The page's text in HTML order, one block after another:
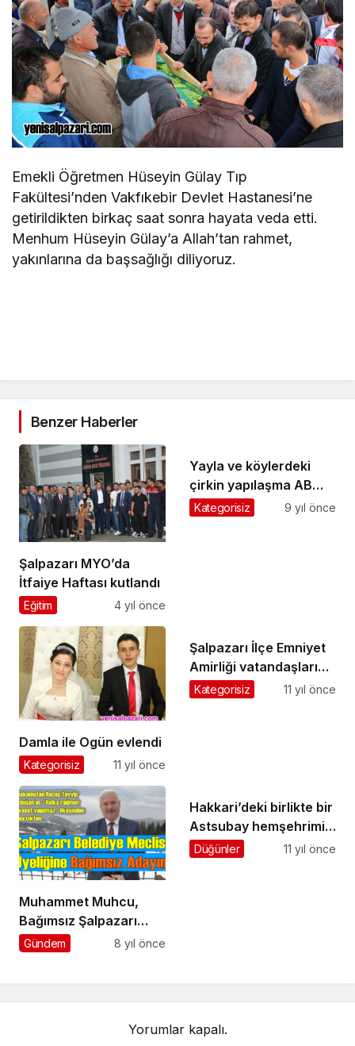
Emekli Öğretmen Hüseyin Gülay Tıp
Fakültesi’nden Vakfıkebir Devlet Hastanesi’ne
getirildikten birkaç saat sonra hayata veda etti.
Menhum Hüseyin Gülay’a Allah’tan rahmet,
yakınlarına da başsağlığı diliyoruz.
Benzer Haberler
Şalpazarı MYO’da
İtfaiye Haftası kutlandı
Eğitim 4 yıl önce
Yayla ve köylerdeki
çirkin yapılaşma AB
destekli Projeyle
Kategorisiz 9 yıl önce
Damla ile Ogün evlendi
Kategorisiz 11 yıl önce
Şalpazarı İlçe Emniyet
Amirliği vatandaşları
dolandırıcılara karşı
Kategorisiz 11 yıl önce
Muhammet Muhcu,
Bağımsız Şalpazarı
Belediye Meclisi Üyesi
Gündem 8 yıl önce
Hakkari’deki birlikte bir
Astsubay hemşehrimiz
yaralandı
Düğünler 11 yıl önce
Yorumlar kapalı.